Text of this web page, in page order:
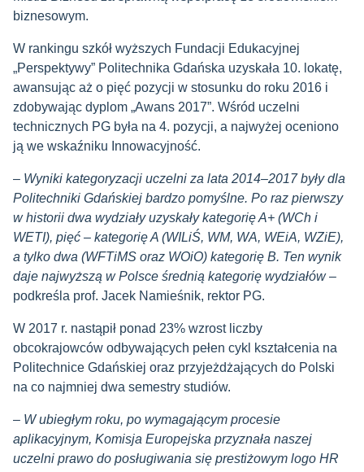
biznesowym.
W rankingu szkół wyższych Fundacji Edukacyjnej
„Perspektywy” Politechnika Gdańska uzyskała 10. lokatę,
awansując aż o pięć pozycji w stosunku do roku 2016 i
zdobywając dyplom „Awans 2017”. Wśród uczelni
technicznych PG była na 4. pozycji, a najwyżej oceniono
ją we wskaźniku Innowacyjność.
– Wyniki kategoryzacji uczelni za lata 2014–2017 były dla
Politechniki Gdańskiej bardzo pomyślne. Po raz pierwszy
w historii dwa wydziały uzyskały kategorię A+ (WCh i
WETI), pięć – kategorię A (WILiŚ, WM, WA, WEiA, WZiE),
a tylko dwa (WFTiMS oraz WOiO) kategorię B. Ten wynik
daje najwyższą w Polsce średnią kategorię wydziałów–
podkreśla prof. Jacek Namieśnik, rektor PG.
W 2017 r. nastąpił ponad 23% wzrost liczby
obcokrajowców odbywających pełen cykl kształcenia na
Politechnice Gdańskiej oraz przyjeżdżających do Polski
na co najmniej dwa semestry studiów.
– W ubiegłym roku, po wymagającym procesie
aplikacyjnym, Komisja Europejska przyznała naszej
uczelni prawo do posługiwania się prestiżowym logo HR